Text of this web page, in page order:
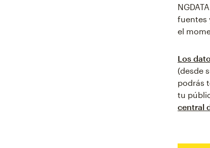
fuentes
el
Los
(desde
podrás
tu
central